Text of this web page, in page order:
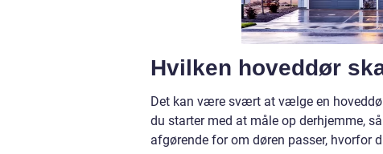
Hvilken hoveddør
Det kan være svært at vælge en
du starter med at måle op derhjemme,
afgørende for om døren passer, hvorfor